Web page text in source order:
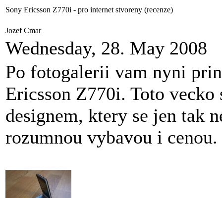
Sony Ericsson Z770i - pro internet stvoreny (recenze)
Jozef Cmar
Wednesday, 28. May 2008
Po fotogalerii vam nyni
Ericsson Z770i. Toto
designem, ktery se jen tak
rozumnou vybavou i